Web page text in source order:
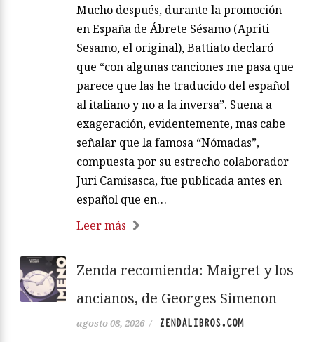
Mucho después, durante la promoción
en España de Ábrete Sésamo (Apriti
Sesamo, el original), Battiato declaró
que “con algunas canciones me pasa que
parece que las he traducido del español
al italiano y no a la inversa”. Suena a
exageración, evidentemente, mas cabe
señalar que la famosa “Nómadas”,
compuesta por su estrecho colaborador
Juri Camisasca, fue publicada antes en
español que en…
Leer más
Zenda recomienda: Maigret y los
ancianos, de Georges Simenon
agosto 08, 2026 / ZENDALIBROS.COM